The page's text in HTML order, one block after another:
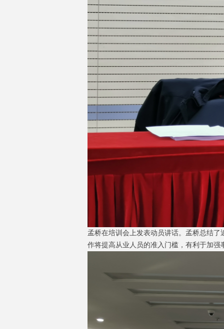
孟桥在培训会上发表动员讲话。孟桥总结
作将提高从业人员的准入门槛，有利于加